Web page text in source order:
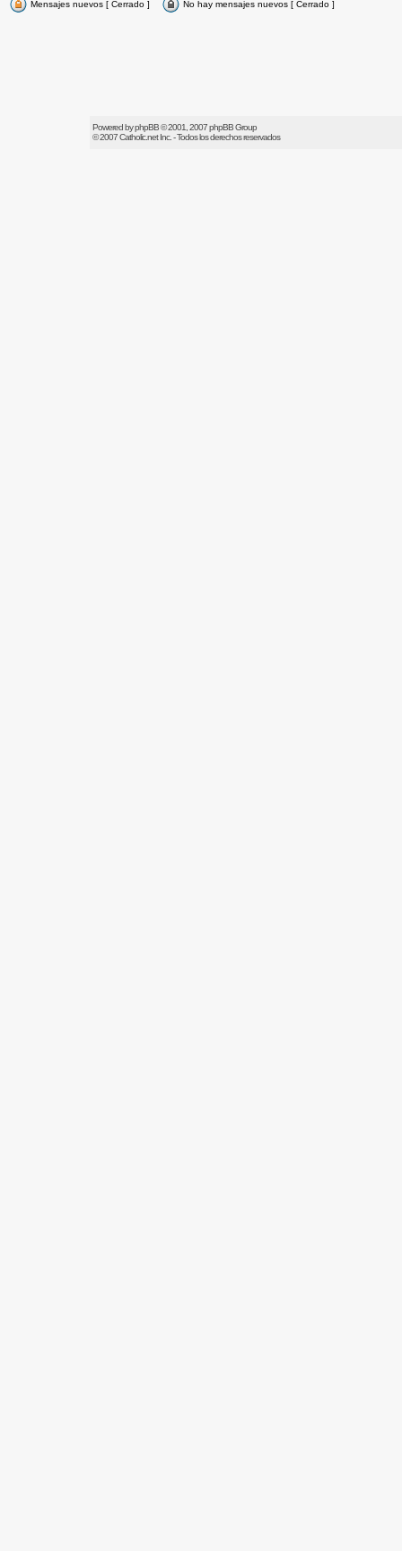
Mensajes nuevos [ Cerrado ] No hay mensajes nuevos [ Cerrado ]
Powered byphpBB© 2001, 2007 phpBB Group
© 2007Catholic.netInc. - Todos los derechos reservados